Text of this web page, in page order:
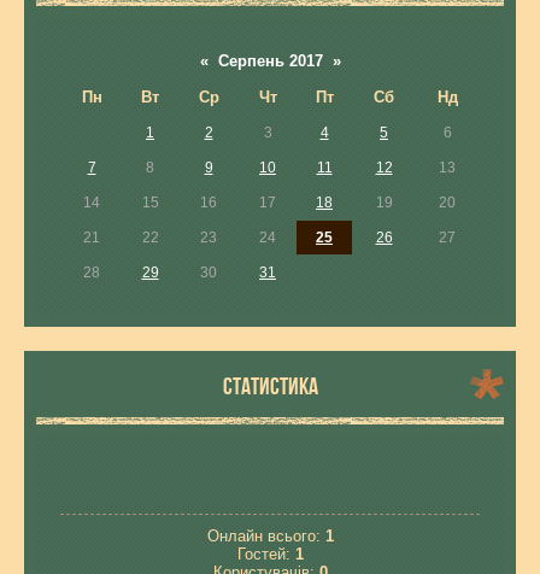
« Серпень 2017 »
Пн
Вт Ср Чт Пт Сб Нд
1 2 3 4 5 6
7 8 9 10 11 12 13
14 15 16 17 18 19 20
21 22 23 24 25 26 27
28 29 30 31
СТАТИСТИКА
Онлайн всього: 1
Гостей: 1